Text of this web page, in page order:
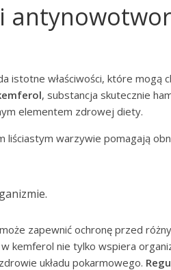
istotne właściwości, które mogą
, substancja skutecznie
elementem zdrowej diety.
liściastym warzywie pomagają
zapewnić ochronę przed
kemferol nie tylko wspiera
układu pokarmowego.